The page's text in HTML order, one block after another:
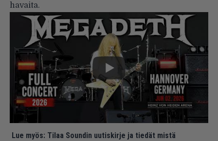
havaita.
Lue myös: Tilaa Soundin uutiskirje ja tiedät mistä